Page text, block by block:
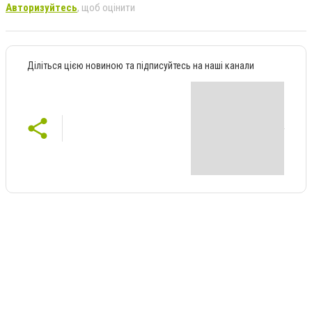
Авторизуйтесь, щоб оцінити
Діліться цією новиною та підписуйтесь на наші канали